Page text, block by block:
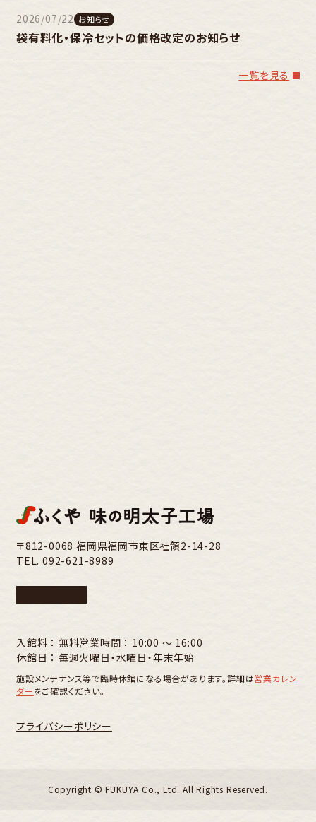
2026/07/22 お知らせ
袋有料化・保冷セットの価格改定のお知らせ
一覧を見る
〒812-0068 福岡県福岡市東区社領2-14-28
TEL. 092-621-8989
入館料 ： 無料営業時間 ： 10:00 〜 16:00
休館日 ： 毎週火曜日・水曜日・年末年始
施設メンテナンス等で臨時休館になる場合があります。詳細は営業カレン
ダーをご確認ください。
プライバシーポリシー
Copyright ©︎ FUKUYA Co., Ltd. All Rights Reserved.